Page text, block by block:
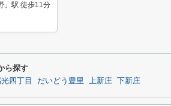
」駅 徒歩11分
ら探す
四丁目 だいどう豊里 上新庄 下新庄